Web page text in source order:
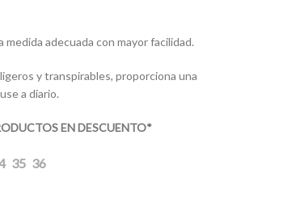
adecuada con mayor facilidad.
y transpirables, proporciona una
a diario.
EN DESCUENTO*
35 36